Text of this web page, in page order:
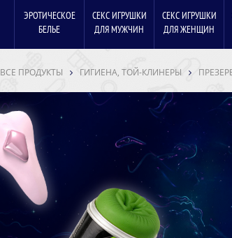
ЭРОТИЧЕСКОЕ
БЕЛЬЕ
СЕКС ИГРУШКИ
ДЛЯ МУЖЧИН
СЕКС ИГРУШКИ
ДЛЯ ЖЕНЩИН
ВСЕ ПРОДУКТЫ ГИГИЕНА, ТОЙ-КЛИНЕРЫ